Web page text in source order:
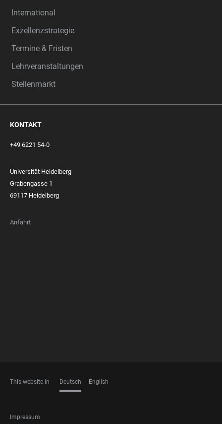
International
Exzellenzstrategie
Termine & Fristen
Lehrveranstaltungen
Stellenmarkt
KONTAKT
+49 6221 54-0
Universität Heidelberg
Grabengasse 1
69117 Heidelberg
Anfahrt
This website in Deutsch English
FOOTER
Impressum